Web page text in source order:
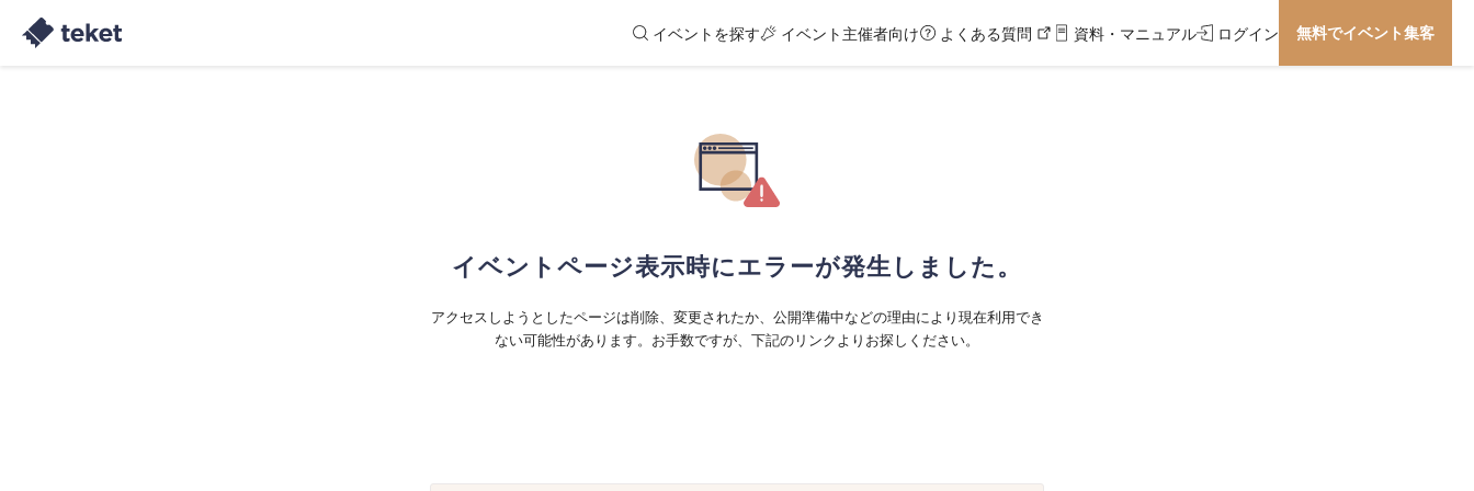
イベントを探す イベント主催者向け よくある質問 資料・マニュアル ログイン 無料でイベント集客
イベントページ表示時にエラーが発生しました。
アクセスしようとしたページは削除、変更されたか、公開準備中などの理由により現在利用でき
ない可能性があります。お手数ですが、下記のリンクよりお探しください。